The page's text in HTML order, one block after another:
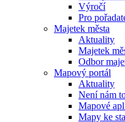
Výročí
Pro
Majetek města
Aktuality
Majetek
Odbor
Mapový portál
Aktuality
Není nám
Mapové
Mapy ke